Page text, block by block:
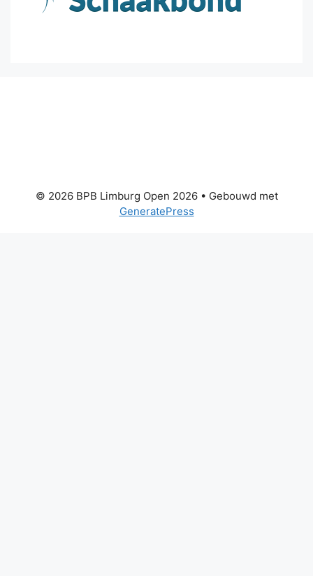
© 2026 BPB Limburg Open 2026• Gebouwd met
GeneratePress